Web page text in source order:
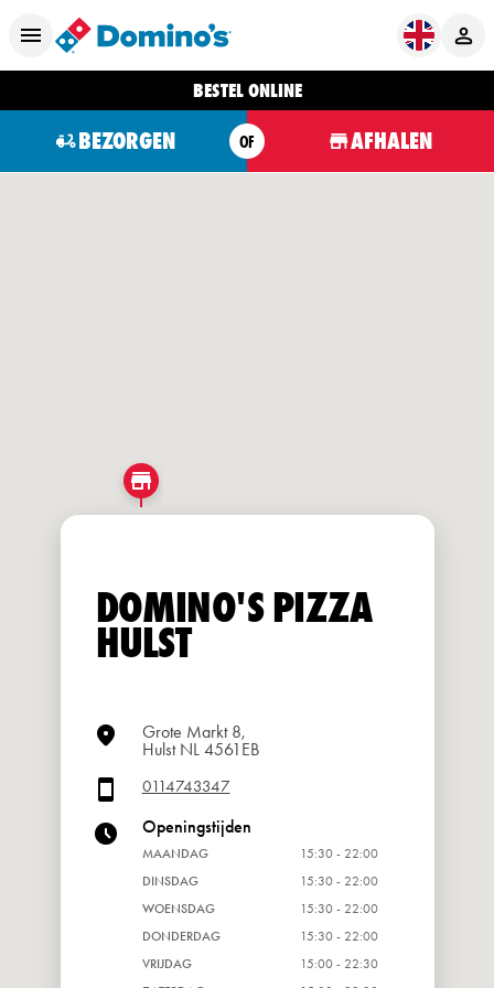
BESTEL ONLINE
BEZORGEN OF AFHALEN
DOMINO'S PIZZA
HULST
Grote Markt 8,
Hulst NL 4561EB
0114743347
Openingstijden
MAANDAG
15:30 - 22:00
DINSDAG
15:30 - 22:00
WOENSDAG
15:30 - 22:00
DONDERDAG
15:30 - 22:00
VRIJDAG
15:00 - 22:30